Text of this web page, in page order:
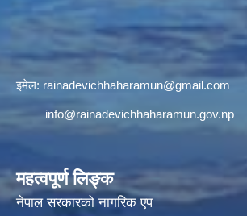
इमेल: rainadevichhaharamun@gmail.com
info@rainadevichhaharamun.gov.np
महत्वपूर्ण लिङ्क
नेपाल सरकारको नागरिक एप